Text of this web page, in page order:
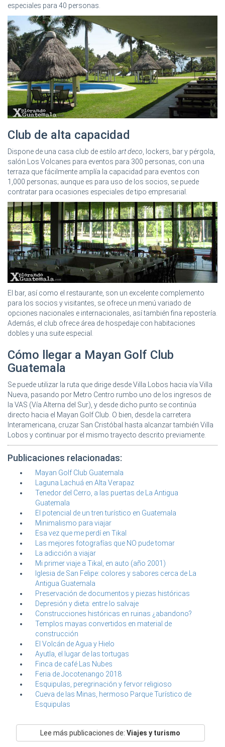
especiales para 40 personas.
Club de alta capacidad
Dispone de una casa club de estilo art deco , lockers, bar y pérgola,
salón Los Volcanes para eventos para 300 personas, con una
terraza que fácilmente amplía la capacidad para eventos con
1,000 personas; aunque es para uso de los socios, se puede
contratar para ocasiones especiales de tipo empresarial.
El bar, así como el restaurante, son un excelente complemento
para los socios y visitantes, se ofrece un menú variado de
opciones nacionales e internacionales, así también fina repostería.
Además, el club ofrece área de hospedaje con habitaciones
dobles y una suite especial.
Cómo llegar a Mayan Golf Club
Guatemala
Se puede utilizar la ruta que dirige desde Villa Lobos hacia vía Villa
Nueva, pasando por Metro Centro rumbo uno de los ingresos de
la VAS (Vía Alterna del Sur), y desde dicho punto se continúa
directo hacia el Mayan Golf Club. O bien, desde la carretera
Interamericana, cruzar San Cristóbal hasta alcanzar también Villa
Lobos y continuar por el mismo trayecto descrito previamente.
Publicaciones relacionadas:
Mayan Golf Club Guatemala
Laguna Lachuá en Alta Verapaz
Tenedor del Cerro, a las puertas de La Antigua
Guatemala
El potencial de un tren turístico en Guatemala
Minimalismo para viajar
Esa vez que me perdí en Tikal
Las mejores fotografías que NO pude tomar
La adicción a viajar
Mi primer viaje a Tikal, en auto (año 2001)
Iglesia de San Felipe: colores y sabores cerca de La
Antigua Guatemala
Preservación de documentos y piezas históricas
Depresión y dieta: entre lo salvaje
Construcciones históricas en ruinas ¿abandono?
Templos mayas convertidos en material de
construcción
El Volcán de Agua y Hielo
Ayutla, el lugar de las tortugas
Finca de café Las Nubes
Feria de Jocotenango 2018
Esquipulas, peregrinación y fervor religioso
Cueva de las Minas, hermoso Parque Turístico de
Esquipulas
Lee más publicaciones de:Viajes y turismo